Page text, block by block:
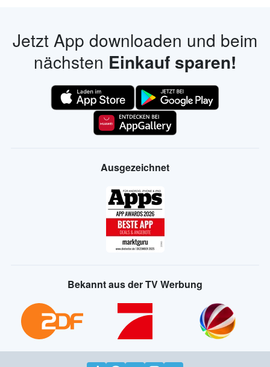
Jetzt App downloaden und beim
nächsten Einkauf sparen!
Ausgezeichnet
Bekannt aus der TV Werbung